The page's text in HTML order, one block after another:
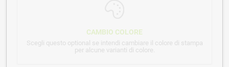
CAMBIO COLORE
Scegli questo optional se intendi cambiare il colore di stampa
per alcune varianti di colore.